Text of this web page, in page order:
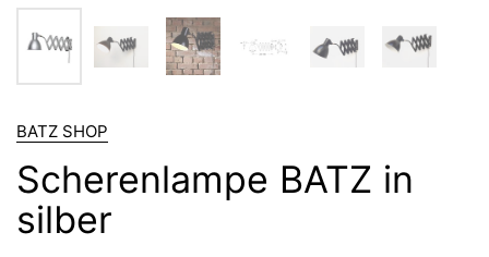
BATZ SHOP
Scherenlampe BATZ in
silber